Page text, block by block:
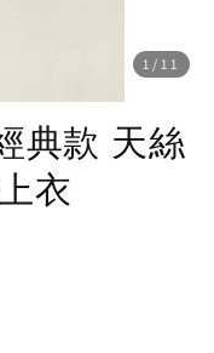
1 /11
典款 天絲
衣